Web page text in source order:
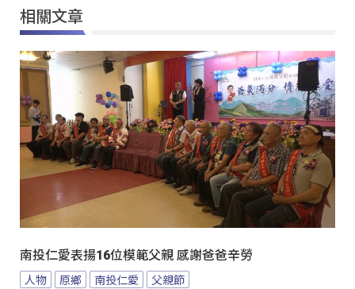
相關文章
南投仁愛表揚16位模範父親 感謝爸爸辛勞
人物 原鄉 南投仁愛 父親節